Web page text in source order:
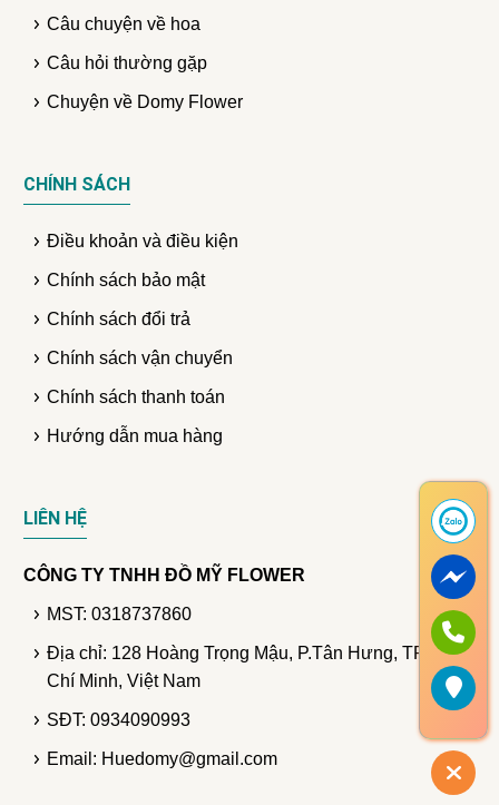
Câu chuyện về hoa
Câu hỏi thường gặp
Chuyện về Domy Flower
CHÍNH SÁCH
Điều khoản và điều kiện
Chính sách bảo mật
Chính sách đổi trả
Chính sách vận chuyển
Chính sách thanh toán
Hướng dẫn mua hàng
LIÊN HỆ
CÔNG TY TNHH ĐỒ MỸ FLOWER
MST: 0318737860
Địa chỉ: 128 Hoàng Trọng Mậu, P.Tân Hưng, TP. Hồ
Chí Minh, Việt Nam
SĐT: 0934090993
Email: Huedomy@gmail.com